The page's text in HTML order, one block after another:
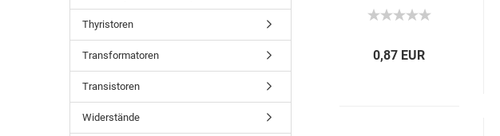
0,87 EUR
Thyristoren
Transformatoren
Transistoren
Widerstände